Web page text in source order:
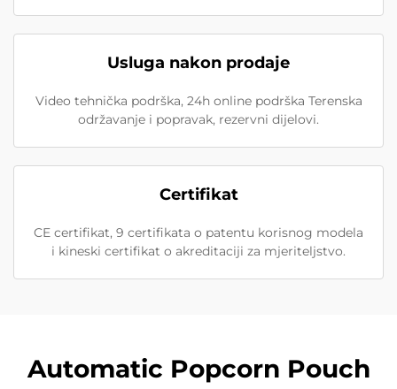
Usluga nakon prodaje
Video tehnička podrška, 24h online podrška Terenska
održavanje i popravak, rezervni dijelovi.
Certifikat
CE certifikat, 9 certifikata o patentu korisnog modela
i kineski certifikat o akreditaciji za mjeriteljstvo.
Automatic Popcorn Pouch